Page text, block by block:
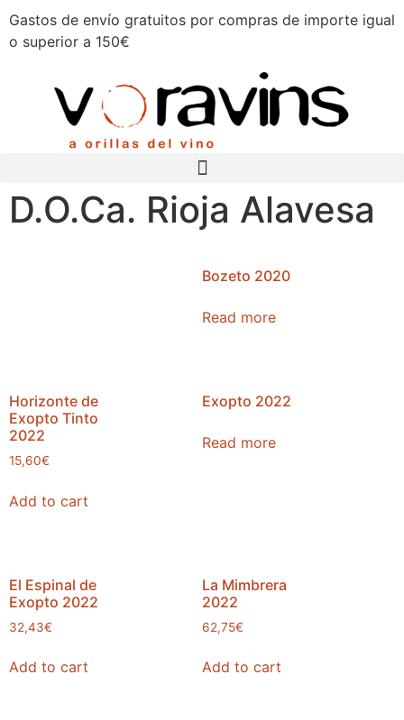
Gastos de envío gratuitos por compras de importe igual
o superior a 150€
D.O.Ca. Rioja Alavesa
Bozeto 2020
Read more
Horizonte de
Exopto Tinto
2022
15,60€
Add to cart
Exopto 2022
Read more
El Espinal de
Exopto 2022
32,43€
Add to cart
La Mimbrera
2022
62,75€
Add to cart